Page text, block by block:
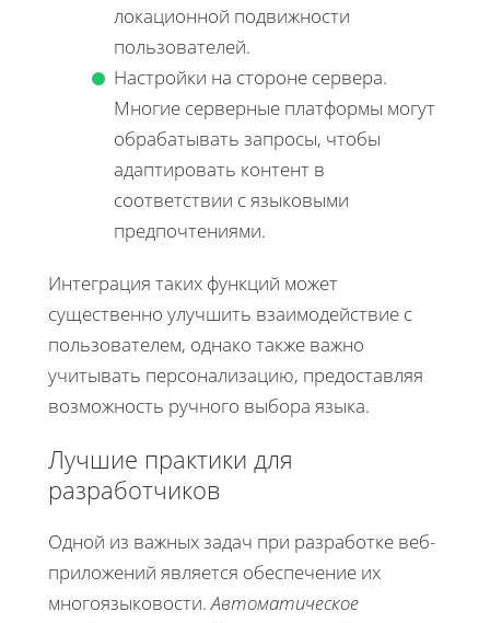
локационной подвижности
пользователей.
Настройки на стороне сервера.
Многие серверные платформы могут
обрабатывать запросы, чтобы
адаптировать контент в
соответствии с языковыми
предпочтениями.
Интеграция таких функций может
существенно улучшить взаимодействие с
пользователем, однако также важно
учитывать персонализацию, предоставляя
возможность ручного выбора языка.
Лучшие практики для
разработчиков
Одной из важных задач при разработке веб-
приложений является обеспечение их
многоязыковости.Автоматическое